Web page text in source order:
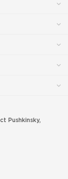
Pushkinsky,